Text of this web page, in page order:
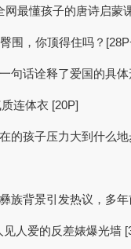
网最懂孩子的唐诗启蒙
围，你顶得住吗？
句话诠释了爱国的具
连体衣 [20P]
的孩子压力大到什么地
族背景引发热议，多
见人爱的反差婊爆光墙